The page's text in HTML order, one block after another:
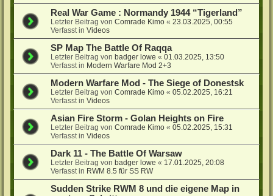
Real War Game : Normandy 1944 “Tigerland”
Letzter Beitrag vonComrade Kimo «23.03.2025, 00:55
Verfasst inVideos
SP Map The Battle Of Raqqa
Letzter Beitrag vonbadger lowe «01.03.2025, 13:50
Verfasst in Modern Warfare Mod 2+3
Modern Warfare Mod - The Siege of Donestsk
Letzter Beitrag vonComrade Kimo «05.02.2025, 16:21
Verfasst inVideos
Asian Fire Storm - Golan Heights on Fire
Letzter Beitrag vonComrade Kimo «05.02.2025, 15:31
Verfasst inVideos
Dark 11 - The Battle Of Warsaw
Letzter Beitrag vonbadger lowe « 17.01.2025, 20:08
Verfasst in RWM 8.5 für SS RW
Sudden Strike RWM 8 und die eigene Map in